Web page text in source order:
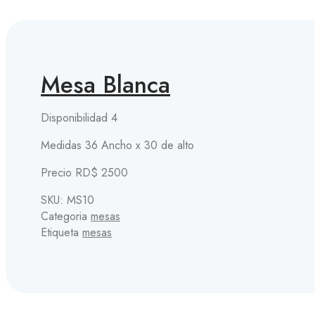
Mesa Blanca
Disponibilidad 4
Medidas 36 Ancho x 30 de alto
Precio RD$ 2500
SKU: MS10
Categoria mesas
Etiqueta mesas